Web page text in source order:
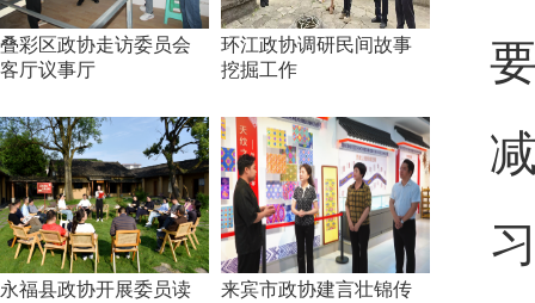
叠彩区政协走访委员会
客厅议事厅
环江政协调研民间故事
挖掘工作
永福县政协开展委员读
来宾市政协建言壮锦传